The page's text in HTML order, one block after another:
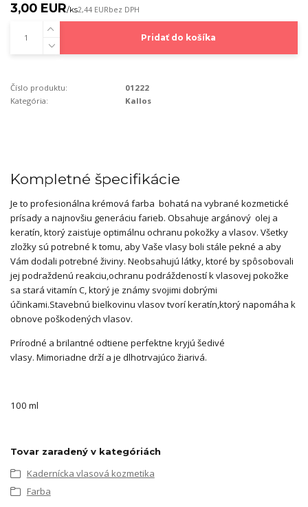
3,00 EUR/ks2,44 EURbez DPH
Pridať do košíka
Číslo produktu:
01222
Kategória:
Kallos
Kompletné špecifikácie
Je to profesionálna krémová farba bohatá na vybrané kozmetické
prísady a najnovšiu generáciu farieb. Obsahuje argánový olej a
keratín, ktorý zaisťuje optimálnu ochranu pokožky a vlasov. Všetky
zložky sú potrebné k tomu, aby Vaše vlasy boli stále pekné a aby
Vám dodali potrebné živiny. Neobsahujú látky, ktoré by spôsobovali
jej podraždenú reakciu,ochranu podráždeností k vlasovej pokožke
sa stará vitamín C, ktorý je známy svojimi dobrými
účinkami.Stavebnú bielkovinu vlasov tvorí keratín,ktorý napomáha k
obnove poškodených vlasov.
Prírodné a brilantné odtiene perfektne kryjú šedivé
vlasy. Mimoriadne drží a je dlhotrvajúco žiarivá.
100 ml
Tovar zaradený v kategóriách
Kadernícka vlasová kozmetika
Farba